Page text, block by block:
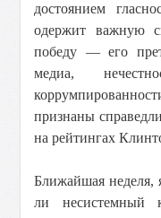
достоянием
одержит важную
победу — его
медиа,
признаны
на рейтингах
Ближайшая неделя,
ли несистемный